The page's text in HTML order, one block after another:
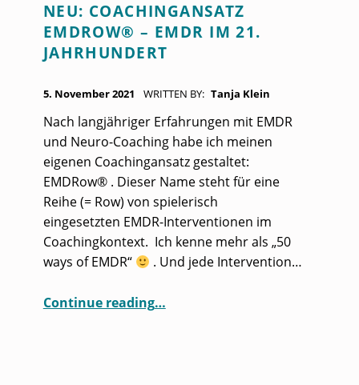
NEU: COACHINGANSATZ
EMDROW® – EMDR IM 21.
JAHRHUNDERT
5. November 2021 WRITTEN BY: Tanja Klein
Nach langjähriger Erfahrungen mit EMDR
und Neuro-Coaching habe ich meinen
eigenen Coachingansatz gestaltet:
EMDRow® . Dieser Name steht für eine
Reihe (= Row) von spielerisch
eingesetzten EMDR-Interventionen im
Coachingkontext. Ich kenne mehr als „50
ways of EMDR“
. Und jede Intervention…
Continue reading“Neu: Coachingansatz EMDRow® – EMDR im 21. Jahrhundert”
…